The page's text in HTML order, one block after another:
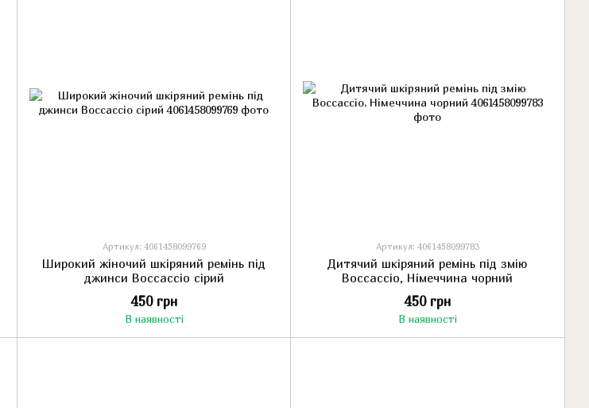
Артикул: 4061458099769
Широкий жіночий шкіряний ремінь під
джинси Boccaccio сірий
450 грн
В наявності
Артикул: 4061458099783
Дитячий шкіряний ремінь під змію
Boccaccio, Німеччина чорний
450 грн
В наявності